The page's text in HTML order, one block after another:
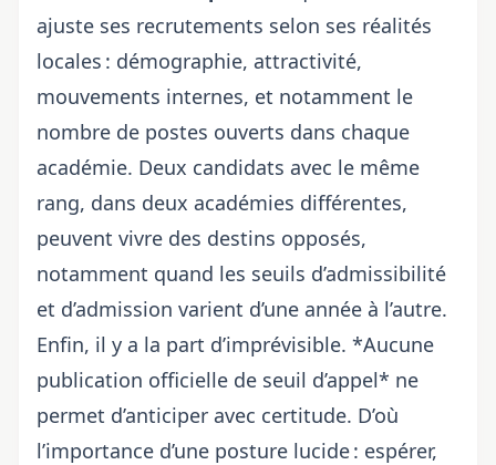
ajuste ses recrutements selon ses réalités
locales : démographie, attractivité,
mouvements internes, et notamment le
nombre de postes ouverts dans chaque
académie. Deux candidats avec le même
rang, dans deux académies différentes,
peuvent vivre des destins opposés,
notamment quand les seuils d’admissibilité
et d’admission varient d’une année à l’autre.
Enfin, il y a la part d’imprévisible. *Aucune
publication officielle de seuil d’appel* ne
permet d’anticiper avec certitude. D’où
l’importance d’une posture lucide : espérer,